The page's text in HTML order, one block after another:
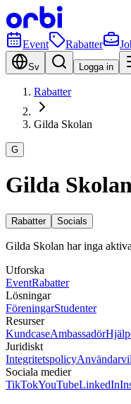
Event Rabatter
Sv Logga in
Rabatter
Gilda Skolan
G
Gilda
Rabatter Socials
Gilda Skolan har inga
Utforska
EventRabatter
Lösningar
FöreningarStudenter
Resurser
KundcaseAmbassadör
Juridiskt
Integritetspolicy
Sociala medier
TikTokYouTubeLinkedIn